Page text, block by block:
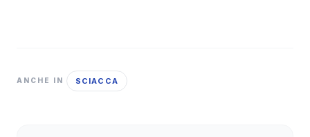
ANCHE IN SCIACCA